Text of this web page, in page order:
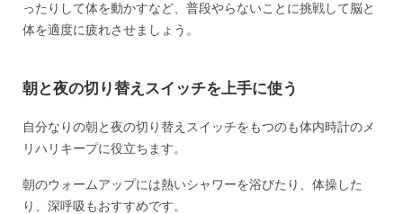
ったりして体を動かすなど、普段やらないことに挑戦して脳と
体を適度に疲れさせましょう。
朝と夜の切り替えスイッチを上手に使う
自分なりの朝と夜の切り替えスイッチをもつのも体内時計のメ
リハリキープに役立ちます。
朝のウォームアップには熱いシャワーを浴びたり、体操した
り、深呼吸もおすすめです。